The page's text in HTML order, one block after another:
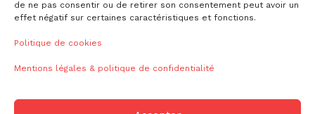
de ne pas consentir ou de retirer son consentement peut avoir un
effet négatif sur certaines caractéristiques et fonctions.
Politique de cookies
Mentions légales & politique de confidentialité